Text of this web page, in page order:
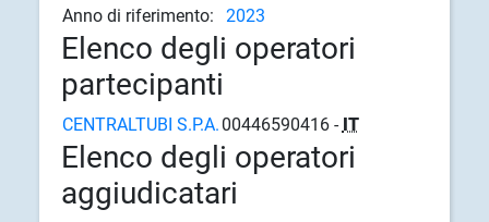
Anno di riferimento:
2023
Elenco degli operatori
partecipanti
CENTRALTUBI S.P.A. 00446590416 - IT
Elenco degli operatori
aggiudicatari